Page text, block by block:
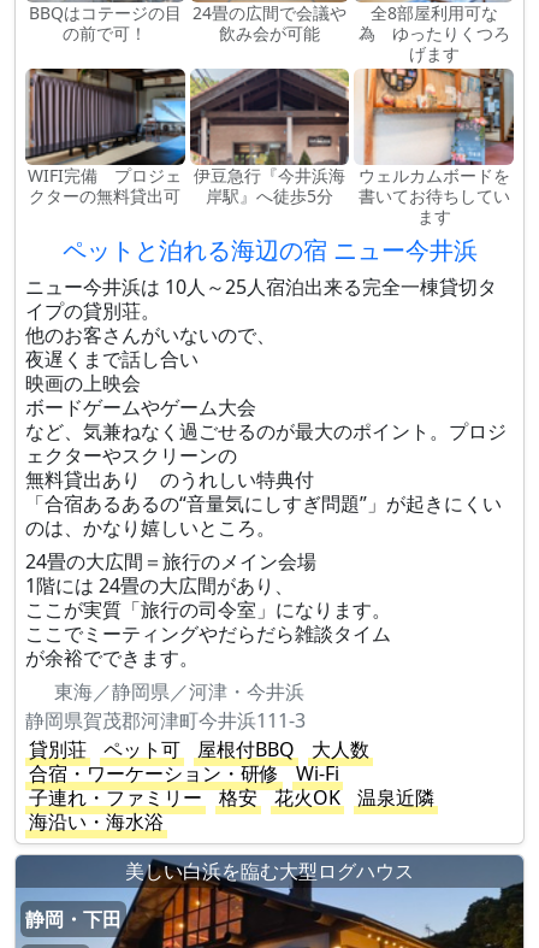
BBQはコテージの目
の前で可！
24畳の広間で会議や
飲み会が可能
全8部屋利用可な
為 ゆったりくつろ
げます
WIFI完備 プロジェ
クターの無料貸出可
伊豆急行『今井浜海
岸駅』へ徒歩5分
ウェルカムボードを
書いてお待ちしてい
ます
ペットと泊れる海辺の宿 ニュー今井浜
ニュー今井浜は 10人～25人宿泊出来る完全一棟貸切タ
イプの貸別荘。
他のお客さんがいないので、
夜遅くまで話し合い
映画の上映会
ボードゲームやゲーム大会
など、気兼ねなく過ごせるのが最大のポイント。プロジ
ェクターやスクリーンの
無料貸出あり のうれしい特典付
「合宿あるあるの“音量気にしすぎ問題”」が起きにくい
のは、かなり嬉しいところ。
24畳の大広間＝旅行のメイン会場
1階には 24畳の大広間があり、
ここが実質「旅行の司令室」になります。
ここでミーティングやだらだら雑談タイム
が余裕でできます。
東海／静岡県／河津・今井浜
静岡県賀茂郡河津町今井浜111-3
貸別荘
ペット可 屋根付BBQ
大人数
合宿・ワーケーション・研修
Wi-Fi
子連れ・ファミリー
格安 花火OK
温泉近隣
海沿い・海水浴
美しい白浜を臨む大型ログハウス
静岡・下田